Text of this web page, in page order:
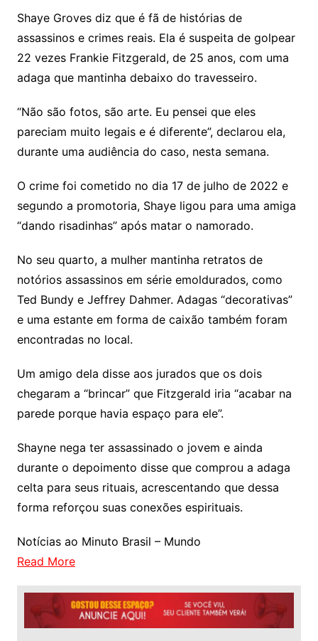
Shaye Groves diz que é fã de histórias de
assassinos e crimes reais. Ela é suspeita de golpear
22 vezes Frankie Fitzgerald, de 25 anos, com uma
adaga que mantinha debaixo do travesseiro.
“Não são fotos, são arte. Eu pensei que eles
pareciam muito legais e é diferente”, declarou ela,
durante uma audiência do caso, nesta semana.
O crime foi cometido no dia 17 de julho de 2022 e
segundo a promotoria, Shaye ligou para uma amiga
“dando risadinhas” após matar o namorado.
No seu quarto, a mulher mantinha retratos de
notórios assassinos em série emoldurados, como
Ted Bundy e Jeffrey Dahmer. Adagas “decorativas”
e uma estante em forma de caixão também foram
encontradas no local.
Um amigo dela disse aos jurados que os dois
chegaram a “brincar” que Fitzgerald iria “acabar na
parede porque havia espaço para ele”.
Shayne nega ter assassinado o jovem e ainda
durante o depoimento disse que comprou a adaga
celta para seus rituais, acrescentando que dessa
forma reforçou suas conexões espirituais.
Notícias ao Minuto Brasil – Mundo
Read More